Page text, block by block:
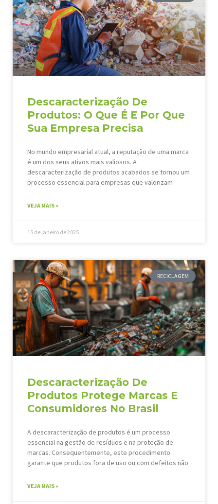
Descaracterização De
Produtos: O Que É E Por Que
Sua Empresa Precisa
No mundo empresarial atual, a reputação de uma marca
é um dos seus ativos mais valiosos. A
descaracterização de produtos acabados se tornou um
processo essencial para empresas que valorizam
VEJA MAIS »
15 de janeiro de 2025
RECICLAGEM
Descaracterização De
Produtos Protege Marcas E
Consumidores No Brasil
A descaracterização de produtos é um processo
essencial na gestão de resíduos e na proteção de
marcas. Consequentemente, este procedimento
garante que produtos fora de uso ou com defeitos não
VEJA MAIS »